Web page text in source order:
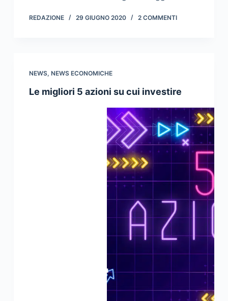
REDAZIONE 29 GIUGNO 2020 2 COMMENTI
NEWS, NEWS ECONOMICHE
Le migliori 5 azioni su cui investire